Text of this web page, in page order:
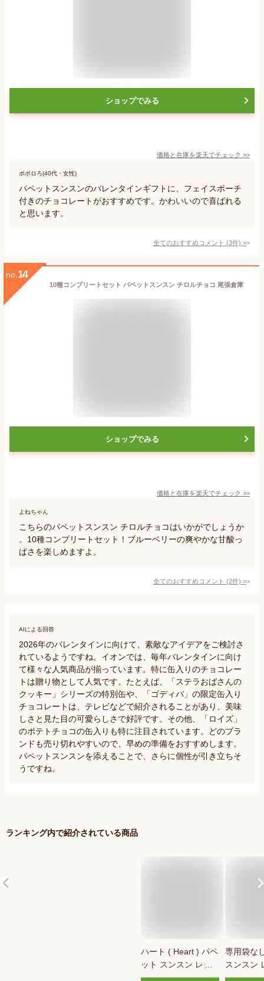
ショップでみる
価格と在庫を楽天でチェック >>
ポポロろ(40代・女性)
パペットスンスンのバレンタインギフトに、フェイスポーチ
付きのチョコレートがおすすめです。かわいいので喜ばれる
と思います。
全てのおすすめコメント (3件) >
no. 14
10種コンプリートセット パペットスンスン チロルチョコ 尾張倉庫
ショップでみる
価格と在庫を楽天でチェック >>
よねちゃん
こちらのパペットスンスン チロルチョコはいかがでしょうか
。10種コンプリートセット！ブルーベリーの爽やかな甘酸っ
ぱさを楽しめますよ。
全てのおすすめコメント (2件) >
AIによる回答
2026年のバレンタインに向けて、素敵なアイデアをご検討さ
れているようですね。イオンでは、毎年バレンタインに向け
て様々な人気商品が揃っています。特に缶入りのチョコレー
トは贈り物として人気です。たとえば、「ステラおばさんの
クッキー」シリーズの特別缶や、「ゴディバ」の限定缶入り
チョコレートは、テレビなどで紹介されることがあり、美味
しさと見た目の可愛らしさで好評です。その他、「ロイズ」
のポテトチョコの缶入りも特に注目されています。どのブラ
ンドも売り切れやすいので、早めの準備をおすすめします。
パペットスンスンを添えることで、さらに個性が引き立ちそ
うですね。
ランキング内で紹介されている商品
ハート ( Heart ) パペ
ット スンスン レク
タングルチョコ缶 チ
専用袋な
スンスン
ビ缶 バレ